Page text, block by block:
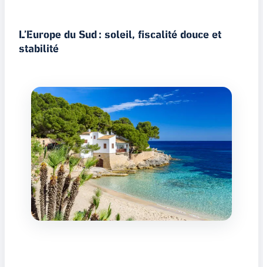
L’Europe du Sud : soleil, fiscalité douce et
stabilité